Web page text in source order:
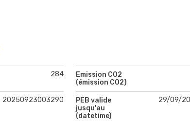
284
Emission CO2
(émission CO2)
20250923003290
PEB valide
jusqu'au
(datetime)
29/09/